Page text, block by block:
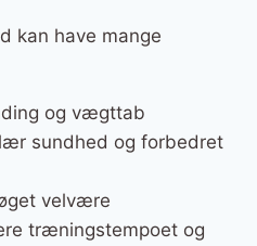
kan have mange
og vægttab
sundhed og forbedret
velvære
træningstempoet og